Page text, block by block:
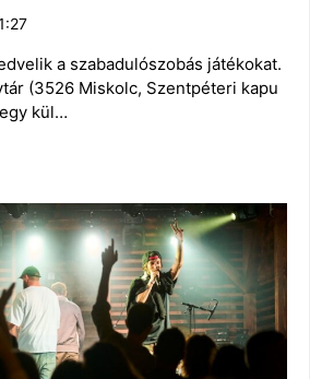
a szabadulószobás játékokat.
(3526 Miskolc, Szentpéteri kapu
kül…